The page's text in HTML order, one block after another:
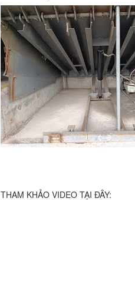
THAM KHẢO VIDEO TẠI ĐÂY: